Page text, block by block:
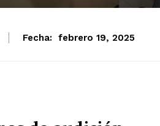
Fecha: febrero 19, 2025